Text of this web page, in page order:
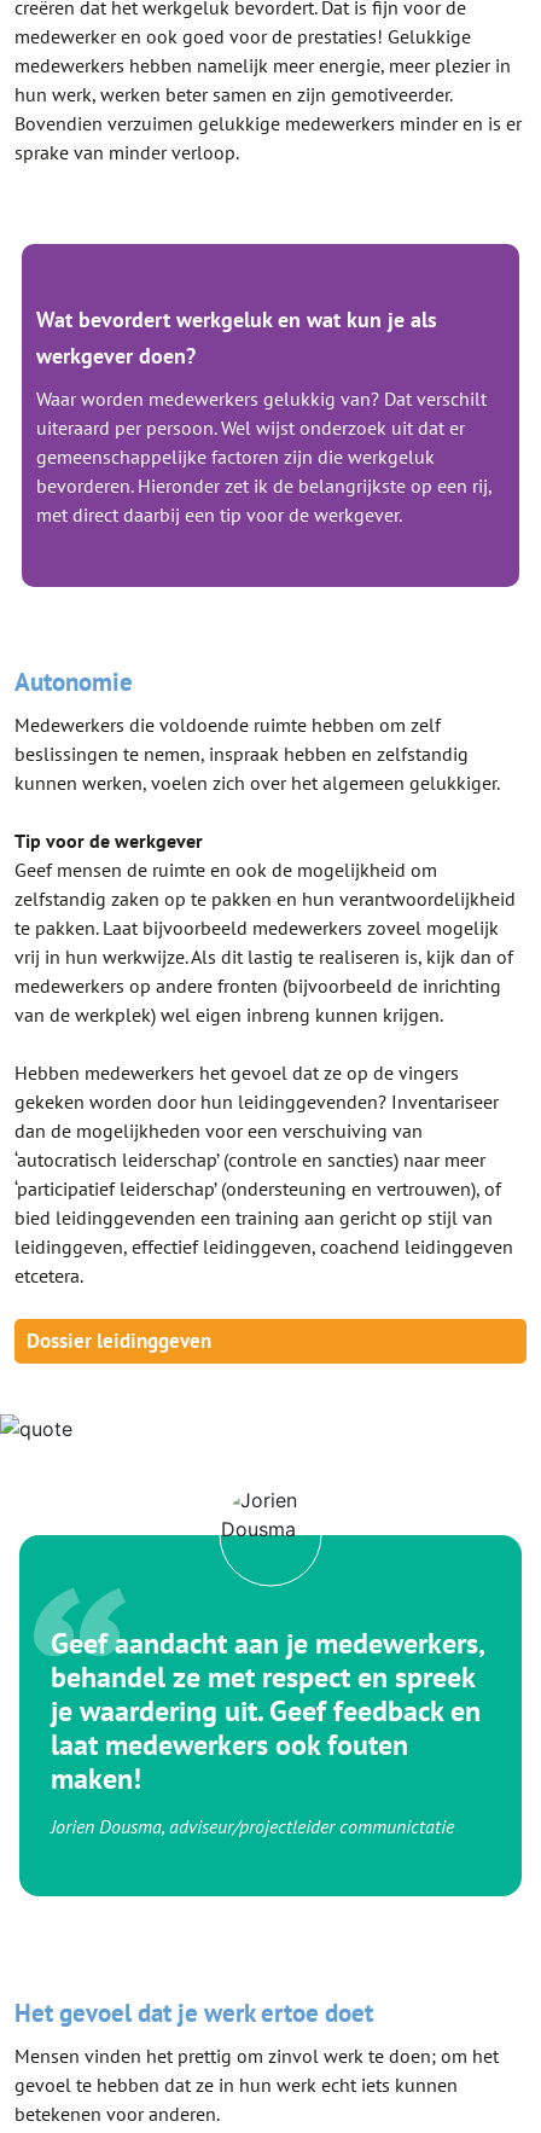
creëren dat het werkgeluk bevordert. Dat is fijn voor de
medewerker en ook goed voor de prestaties! Gelukkige
medewerkers hebben namelijk meer energie, meer plezier in
hun werk, werken beter samen en zijn gemotiveerder.
Bovendien verzuimen gelukkige medewerkers minder en is er
sprake van minder verloop.
Wat bevordert werkgeluk en wat kun je als
werkgever doen?
Waar worden medewerkers gelukkig van? Dat verschilt
uiteraard per persoon. Wel wijst onderzoek uit dat er
gemeenschappelijke factoren zijn die werkgeluk
bevorderen. Hieronder zet ik de belangrijkste op een rij,
met direct daarbij een tip voor de werkgever.
Autonomie
Medewerkers die voldoende ruimte hebben om zelf
beslissingen te nemen, inspraak hebben en zelfstandig
kunnen werken, voelen zich over het algemeen gelukkiger.
Tip voor de werkgever
Geef mensen de ruimte en ook de mogelijkheid om
zelfstandig zaken op te pakken en hun verantwoordelijkheid
te pakken. Laat bijvoorbeeld medewerkers zoveel mogelijk
vrij in hun werkwijze. Als dit lastig te realiseren is, kijk dan of
medewerkers op andere fronten (bijvoorbeeld de inrichting
van de werkplek) wel eigen inbreng kunnen krijgen.
Hebben medewerkers het gevoel dat ze op de vingers
gekeken worden door hun leidinggevenden? Inventariseer
dan de mogelijkheden voor een verschuiving van
‘autocratisch leiderschap’ (controle en sancties) naar meer
‘participatief leiderschap’ (ondersteuning en vertrouwen), of
bied leidinggevenden een training aan gericht op stijl van
leidinggeven, effectief leidinggeven, coachend leidinggeven
etcetera.
Dossier leidinggeven
Geef aandacht aan je medewerkers,
behandel ze met respect en spreek
je waardering uit. Geef feedback en
laat medewerkers ook fouten
maken!
Jorien Dousma, adviseur/projectleider communictatie
Het gevoel dat je werk ertoe doet
Mensen vinden het prettig om zinvol werk te doen; om het
gevoel te hebben dat ze in hun werk echt iets kunnen
betekenen voor anderen.